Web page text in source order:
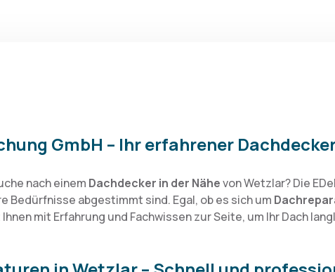
GmbH – Ihr erfahrener
nach einem Dachdecker in der Nähevon Wetzlar? Die
Bedürfnisse abgestimmt sind. Egal, ob es sich um
mit Erfahrung und Fachwissen zur Seite, um Ihr Dach